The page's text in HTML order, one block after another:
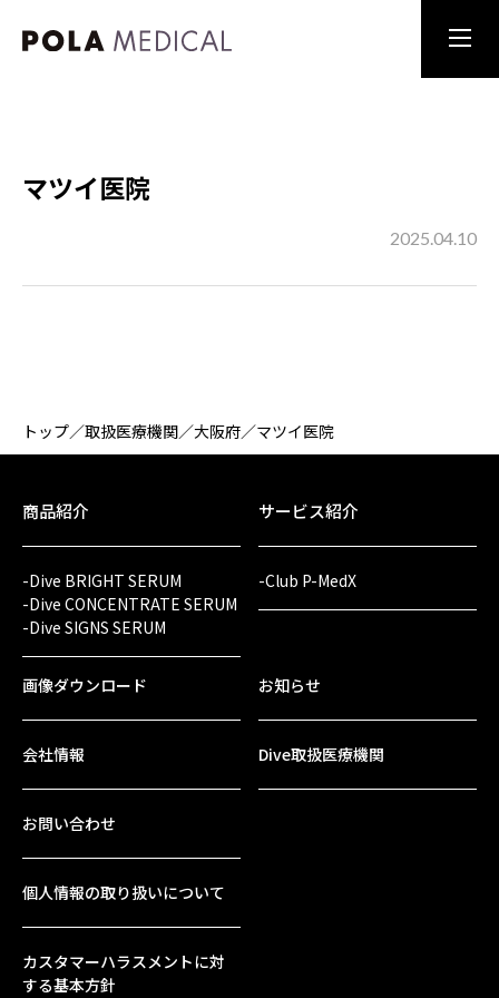
マツイ医院
2025.04.10
トップ／取扱医療機関／大阪府／マツイ医院
商品紹介
-Dive BRIGHT SERUM
-Dive CONCENTRATE SERUM
-Dive SIGNS SERUM
サービス紹介
-Club P-MedX
画像ダウンロード
会社情報
お知らせ
Dive取扱医療機関
お問い合わせ
個人情報の取り扱いについて
カスタマーハラスメントに対
する基本方針